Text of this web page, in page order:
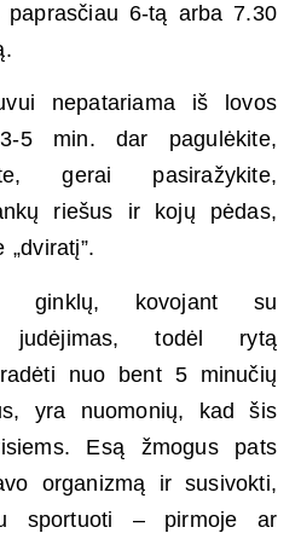
6-tą arba 7.30
nepatariama iš lovos
5 min. dar pagulėkite,
gerai pasiražykite,
riešus ir kojų pėdas,
ginklų, kovojant su
judėjimas, todėl rytą
nuo bent 5 minučių
yra nuomonių, kad šis
Esą žmogus pats
organizmą ir susivokti,
sportuoti – pirmoje ar